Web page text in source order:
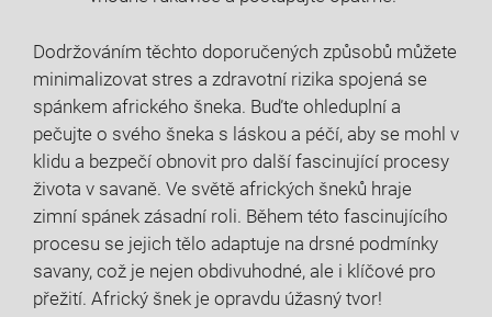
Dodržováním těchto doporučených způsobů můžete
minimalizovat stres a zdravotní rizika spojená se
spánkem afrického šneka. Buďte ohleduplní a
pečujte o svého šneka s láskou a péčí, aby se mohl v
klidu a bezpečí obnovit pro další fascinující procesy
života v savaně. Ve světě afrických šneků hraje
zimní spánek zásadní roli. Během této fascinujícího
procesu se jejich tělo adaptuje na drsné podmínky
savany, což je nejen obdivuhodné, ale i klíčové pro
přežití. Africký šnek je opravdu úžasný tvor!